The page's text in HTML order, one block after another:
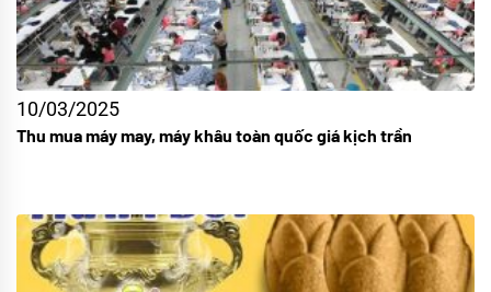
10/03/2025
Thu mua máy may, máy khâu toàn quốc giá kịch trần